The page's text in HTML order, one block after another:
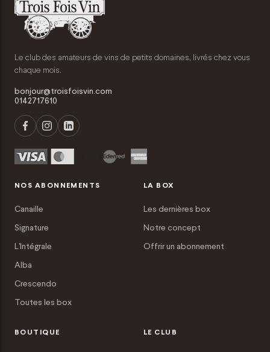
Le club des amateurs de vins de petits domaines, livrés chez vous
chaque mois.
bonjour@troisfoisvin.com
0142717610
NOS ABONNEMENTS
Canaille
Signature
L'Intégrale
Alba
Crescendo
Toutes les box
LA BOX
Les dernières box
Notre concept
Offrir un abonnement
BOUTIQUE LE CLUB